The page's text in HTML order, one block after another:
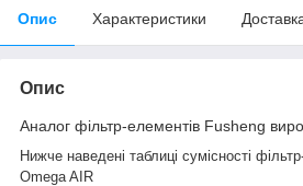
Опис Характеристики
Опис
Аналог фільтр-елементів Fusheng
Нижче наведені таблиці сумісності
Omega AIR